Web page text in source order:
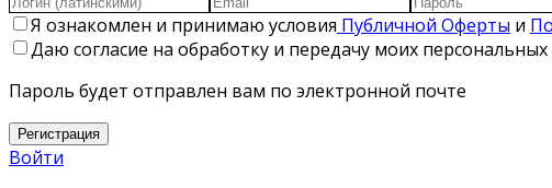
Я ознакомлен и принимаю условия Публичной Оферты и
Даю согласие на обработку и передачу моих
Пароль будет отправлен вам по электронной почте
Регистрация
Войти